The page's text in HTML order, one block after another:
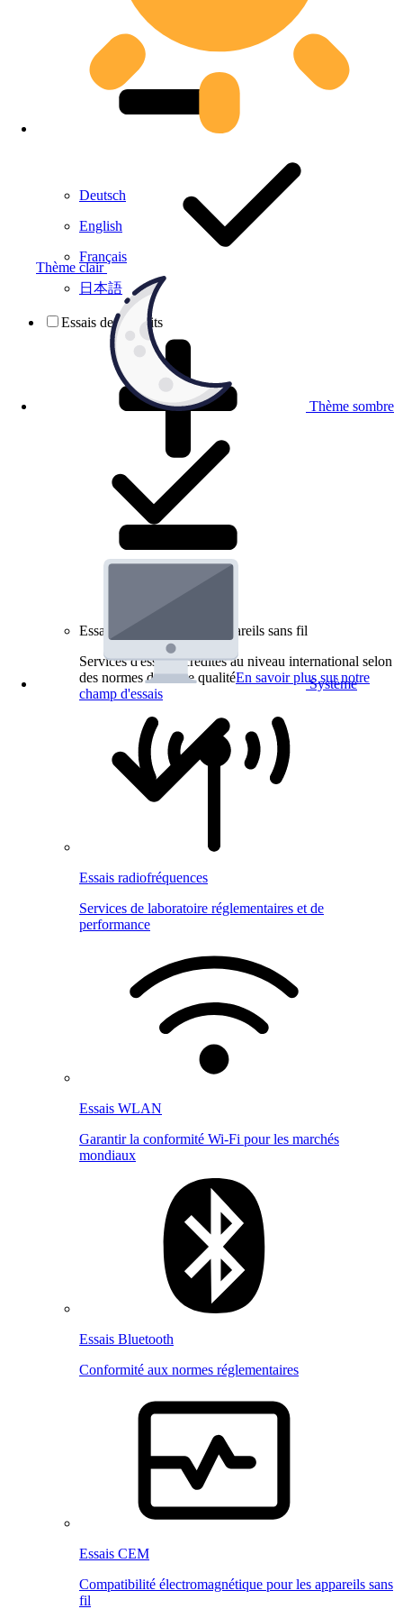
Thème clair
Thème sombre
Système
Deutsch
English
Français
日本語
Essais de produits
Essais de produits pour appareils sans fil
Services d'essai accrédités au niveau international selon
des normes de haute qualitéEn savoir plus sur notre
champ d'essais
Essais radiofréquences
Services de laboratoire réglementaires et de
performance
Essais WLAN
Garantir la conformité Wi-Fi pour les marchés
mondiaux
Essais Bluetooth
Conformité aux normes réglementaires
Essais CEM
Compatibilité électromagnétique pour les appareils sans
fil